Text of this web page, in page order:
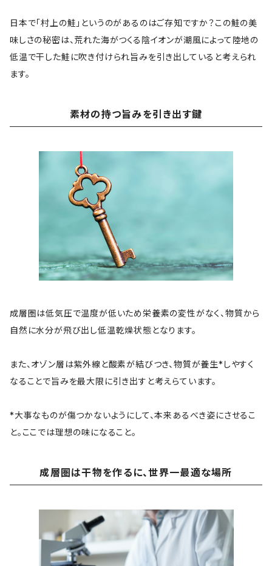
日本で「村上の鮭」というのがあるのはご存知ですか？この鮭の美
味しさの秘密は、荒れた海がつくる陰イオンが潮風によって陸地の
低温で干した鮭に吹き付けられ旨みを引き出していると考えられ
ます。
素材の持つ旨みを引き出す鍵
成層圏は低気圧で温度が低いため栄養素の変性がなく、物質から
自然に水分が飛び出し低温乾燥状態となります。
また、オゾン層は紫外線と酸素が結びつき、物質が養生*しやすく
なることで旨みを最大限に引き出すと考えらています。
*大事なものが傷つかないようにして、本来あるべき姿にさせるこ
と。ここでは理想の味になること。
成層圏は干物を作るに、世界一最適な場所